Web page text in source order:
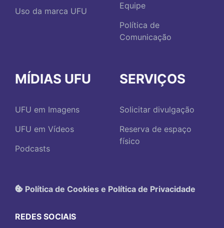
Uso da marca UFU
Equipe
Política de
Comunicação
MÍDIAS UFU
UFU em Imagens
UFU em Vídeos
Podcasts
SERVIÇOS
Solicitar divulgação
Reserva de espaço
físico
Política de Cookies e Política de Privacidade
REDES SOCIAIS